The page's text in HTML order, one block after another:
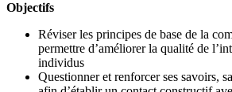
Objectifs
Réviser les principes de base de la
permettre d’améliorer la qualité de
individus
Questionner et renforcer ses savoirs,